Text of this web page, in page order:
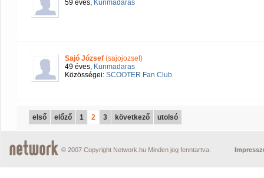
59 éves, Kunmadaras
Sajó József (sajojozsef)
49 éves, Kunmadaras
Közösségei: SCOOTER Fan Club
első előző 1 2 3 következő utolsó
© 2007 Copyright Network.hu Minden jog fenntartva.